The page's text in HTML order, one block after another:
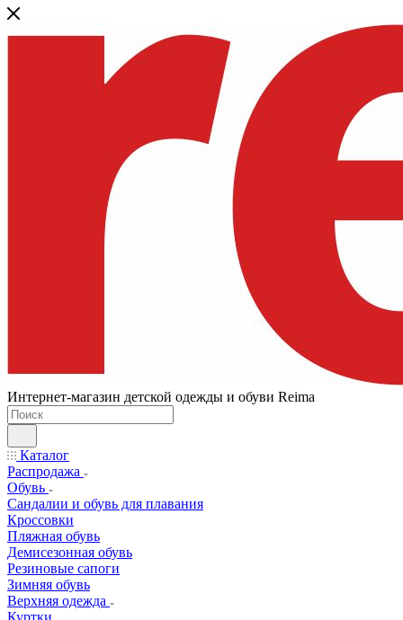
Интернет-магазин детской одежды и обуви Reima
Каталог
Распродажа
Обувь
Сандалии и обувь для плавания
Кроссовки
Пляжная обувь
Демисезонная обувь
Резиновые сапоги
Зимняя обувь
Верхняя одежда
Куртки